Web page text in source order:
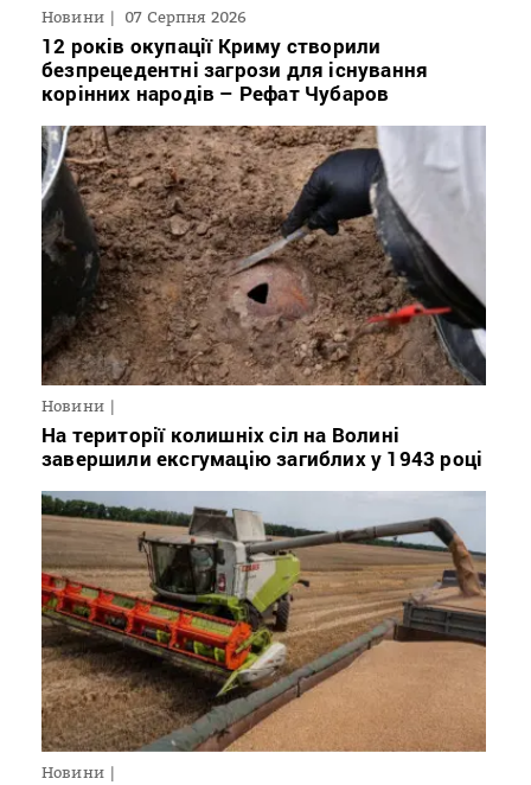
Новини 07 Серпня 2026
12 років окупації Криму створили
безпрецедентні загрози для існування
корінних народів – Рефат Чубаров
Новини
На території колишніх сіл на Волині
завершили ексгумацію загиблих у 1943 році
Новини